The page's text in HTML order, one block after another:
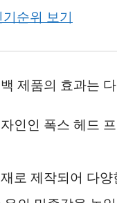
순위 보기
제품의 효과는
인인 폭스 헤드
로 제작되어 다